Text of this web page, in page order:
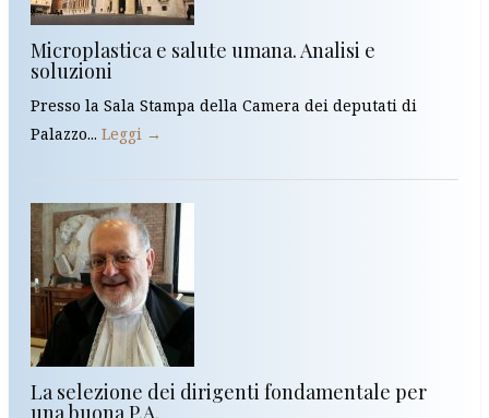
Microplastica e salute umana. Analisi e
soluzioni
Presso la Sala Stampa della Camera dei deputati di
Palazzo... Leggi →
La selezione dei dirigenti fondamentale per